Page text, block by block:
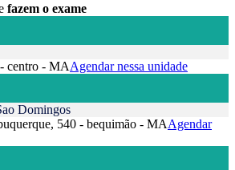
fazem o exame
centro - MAAgendar nessa unidade
Domingos
540 - bequimão - MAAgendar